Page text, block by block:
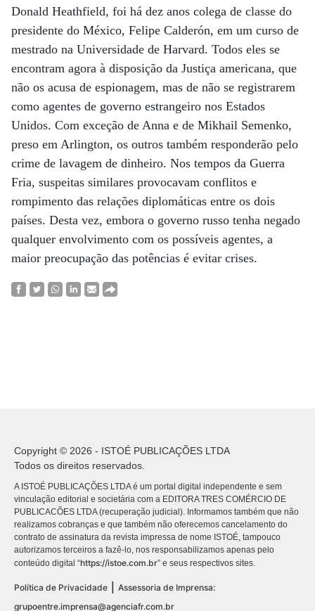
Donald Heathfield, foi há dez anos colega de classe do
presidente do México, Felipe Calderón, em um curso de
mestrado na Universidade de Harvard. Todos eles se
encontram agora à disposição da Justiça americana, que
não os acusa de espionagem, mas de não se registrarem
como agentes de governo estrangeiro nos Estados
Unidos. Com exceção de Anna e de Mikhail Semenko,
preso em Arlington, os outros também responderão pelo
crime de lavagem de dinheiro. Nos tempos da Guerra
Fria, suspeitas similares provocavam conflitos e
rompimento das relações diplomáticas entre os dois
países. Desta vez, embora o governo russo tenha negado
qualquer envolvimento com os possíveis agentes, a
maior preocupação das potências é evitar crises.
Copyright © 2026 - ISTOÉ PUBLICAÇÕES LTDA
Todos os direitos reservados.
A ISTOÉ PUBLICAÇÕES LTDA é um portal digital independente e sem
vinculação editorial e societária com a EDITORA TRES COMÉRCIO DE
PUBLICACÕES LTDA (recuperação judicial). Informamos também que não
realizamos cobranças e que também não oferecemos cancelamento do
contrato de assinatura da revista impressa de nome ISTOÉ, tampouco
autorizamos terceiros a fazê-lo, nos responsabilizamos apenas pelo
conteúdo digital “https://istoe.com.br” e seus respectivos sites.
Política de Privacidade | Assessoria de Imprensa:
grupoentre.imprensa@agenciafr.com.br